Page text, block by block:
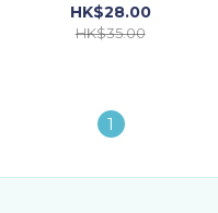
HK$28.00
HK$35.00
1